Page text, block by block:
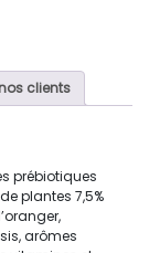
clients
prébiotiques
plantes 7,5%
arômes